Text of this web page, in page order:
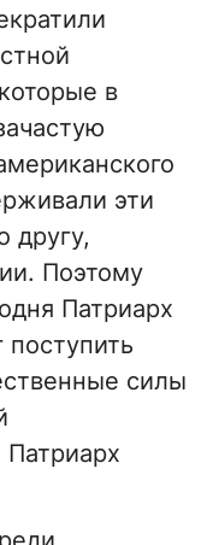
в
эти
другу,
Поэтому
Патриарх
силы
Патриарх